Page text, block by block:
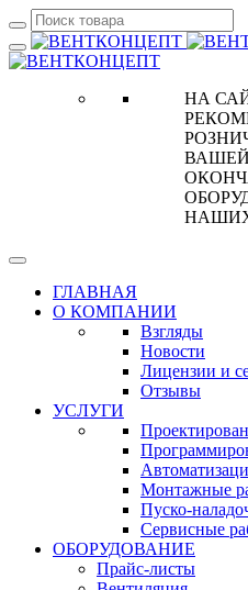
НА
ГЛАВНАЯ
О КОМПАНИИ
Взгляды
Новости
Лицензии и
Отзывы
УСЛУГИ
Монтажные
Пуско-
Сервисные
ОБОРУДОВАНИЕ
Прайс-листы